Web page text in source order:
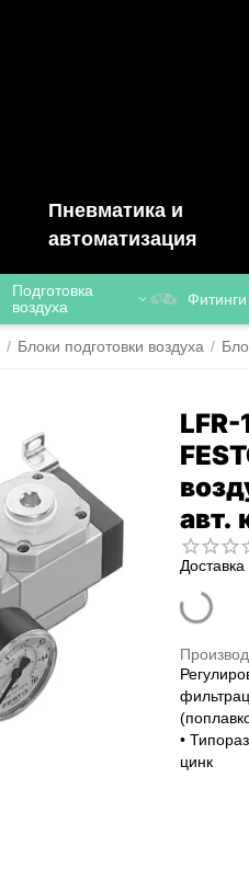
Пневматика и
автоматизация
Подготовка
воздуха
Фитинги
/ Блоки подготовки воздуха /
авт.
•
цинк